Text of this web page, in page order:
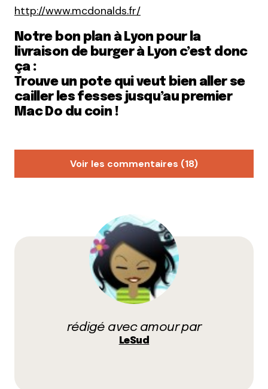
http://www.mcdonalds.fr/
Notre bon plan à Lyon pour la
livraison de burger à Lyon c’est donc
ça :
Trouve un pote qui veut bien aller se
cailler les fesses jusqu’au premier
Mac Do du coin !
Voir les commentaires (18)
Ben c’est fou ça, le coup d’Authentic Burger ! o_o
Faudrait que je fasse plus attention à mes
prochaines pubs pour les livraisons dans ma boite
aux lettres… mais il me semble en effet n’en avoir
jamais eu pour des burgers.
D’ailleurs si des lecteurs du blog ont testé les
rédigé avec amour par
LeSud